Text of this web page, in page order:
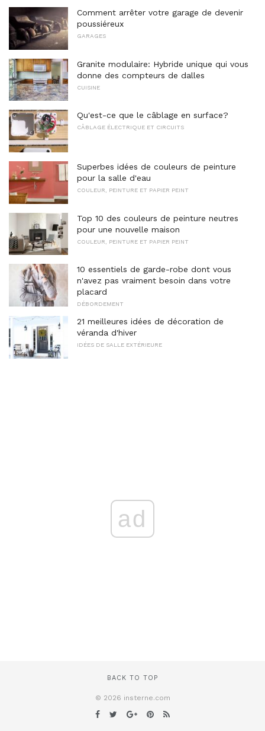
Comment arrêter votre garage de devenir
poussiéreux
GARAGES
Granite modulaire: Hybride unique qui vous
donne des compteurs de dalles
CUISINE
Qu'est-ce que le câblage en surface?
CÂBLAGE ÉLECTRIQUE ET CIRCUITS
Superbes idées de couleurs de peinture
pour la salle d'eau
COULEUR, PEINTURE ET PAPIER PEINT
Top 10 des couleurs de peinture neutres
pour une nouvelle maison
COULEUR, PEINTURE ET PAPIER PEINT
10 essentiels de garde-robe dont vous
n'avez pas vraiment besoin dans votre
placard
DÉBORDEMENT
21 meilleures idées de décoration de
véranda d'hiver
IDÉES DE SALLE EXTÉRIEURE
ad
BACK TO TOP
© 2026 insterne.com